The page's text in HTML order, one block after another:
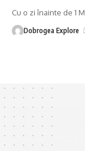
Cu o zi înainte de 1
Dobrogea Explore